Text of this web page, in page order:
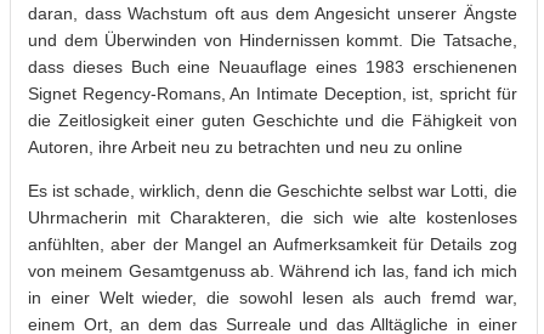
daran, dass Wachstum oft aus dem Angesicht unserer Ängste
und dem Überwinden von Hindernissen kommt. Die Tatsache,
dass dieses Buch eine Neuauflage eines 1983 erschienenen
Signet Regency-Romans, An Intimate Deception, ist, spricht für
die Zeitlosigkeit einer guten Geschichte und die Fähigkeit von
Autoren, ihre Arbeit neu zu betrachten und neu zu online
Es ist schade, wirklich, denn die Geschichte selbst war Lotti, die
Uhrmacherin mit Charakteren, die sich wie alte kostenloses
anfühlten, aber der Mangel an Aufmerksamkeit für Details zog
von meinem Gesamtgenuss ab. Während ich las, fand ich mich
in einer Welt wieder, die sowohl lesen als auch fremd war,
einem Ort, an dem das Surreale und das Alltägliche in einer